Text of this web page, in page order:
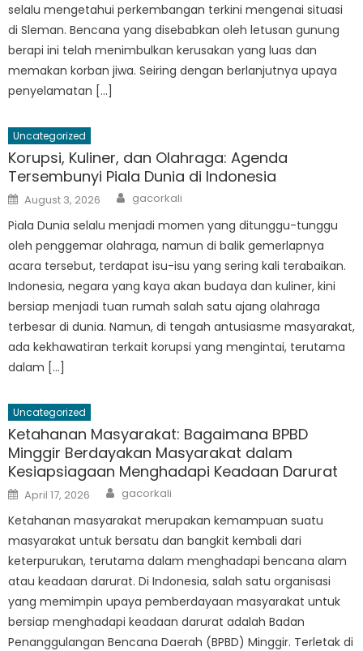
selalu mengetahui perkembangan terkini mengenai situasi
di Sleman. Bencana yang disebabkan oleh letusan gunung
berapi ini telah menimbulkan kerusakan yang luas dan
memakan korban jiwa. Seiring dengan berlanjutnya upaya
penyelamatan […]
Uncategorized
Korupsi, Kuliner, dan Olahraga: Agenda
Tersembunyi Piala Dunia di Indonesia
Posted
on
August 3, 2026 Author
gacorkali
Piala Dunia selalu menjadi momen yang ditunggu-tunggu
oleh penggemar olahraga, namun di balik gemerlapnya
acara tersebut, terdapat isu-isu yang sering kali terabaikan.
Indonesia, negara yang kaya akan budaya dan kuliner, kini
bersiap menjadi tuan rumah salah satu ajang olahraga
terbesar di dunia. Namun, di tengah antusiasme masyarakat,
ada kekhawatiran terkait korupsi yang mengintai, terutama
dalam […]
Uncategorized
Ketahanan Masyarakat: Bagaimana BPBD
Minggir Berdayakan Masyarakat dalam
Kesiapsiagaan Menghadapi Keadaan Darurat
Posted
on
April 17, 2026 Author
gacorkali
Ketahanan masyarakat merupakan kemampuan suatu
masyarakat untuk bersatu dan bangkit kembali dari
keterpurukan, terutama dalam menghadapi bencana alam
atau keadaan darurat. Di Indonesia, salah satu organisasi
yang memimpin upaya pemberdayaan masyarakat untuk
bersiap menghadapi keadaan darurat adalah Badan
Penanggulangan Bencana Daerah (BPBD) Minggir. Terletak di